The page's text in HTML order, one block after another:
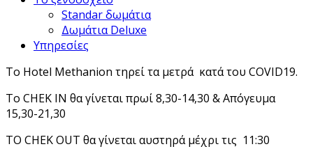
Standar δωμάτια
Δωμάτια Deluxe
Υπηρεσίες
Το Hotel Methanion τηρεί τα μετρά κατά του COVID19.
Το CHEK IN θα γίνεται πρωί 8,30-14,30 & Απόγευμα
15,30-21,30
ΤΟ CHEK OUT θα γίνεται αυστηρά μέχρι τις 11:30